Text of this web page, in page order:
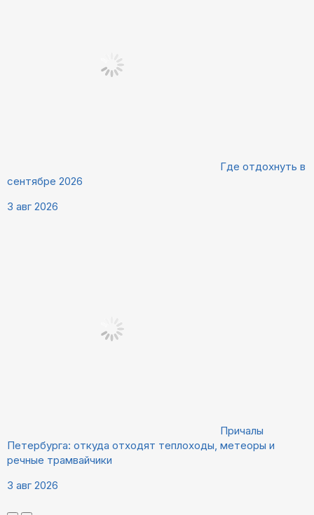
Где отдохнуть в
сентябре 2026
3 авг 2026
Причалы
Петербурга: откуда отходят теплоходы, метеоры и
речные трамвайчики
3 авг 2026